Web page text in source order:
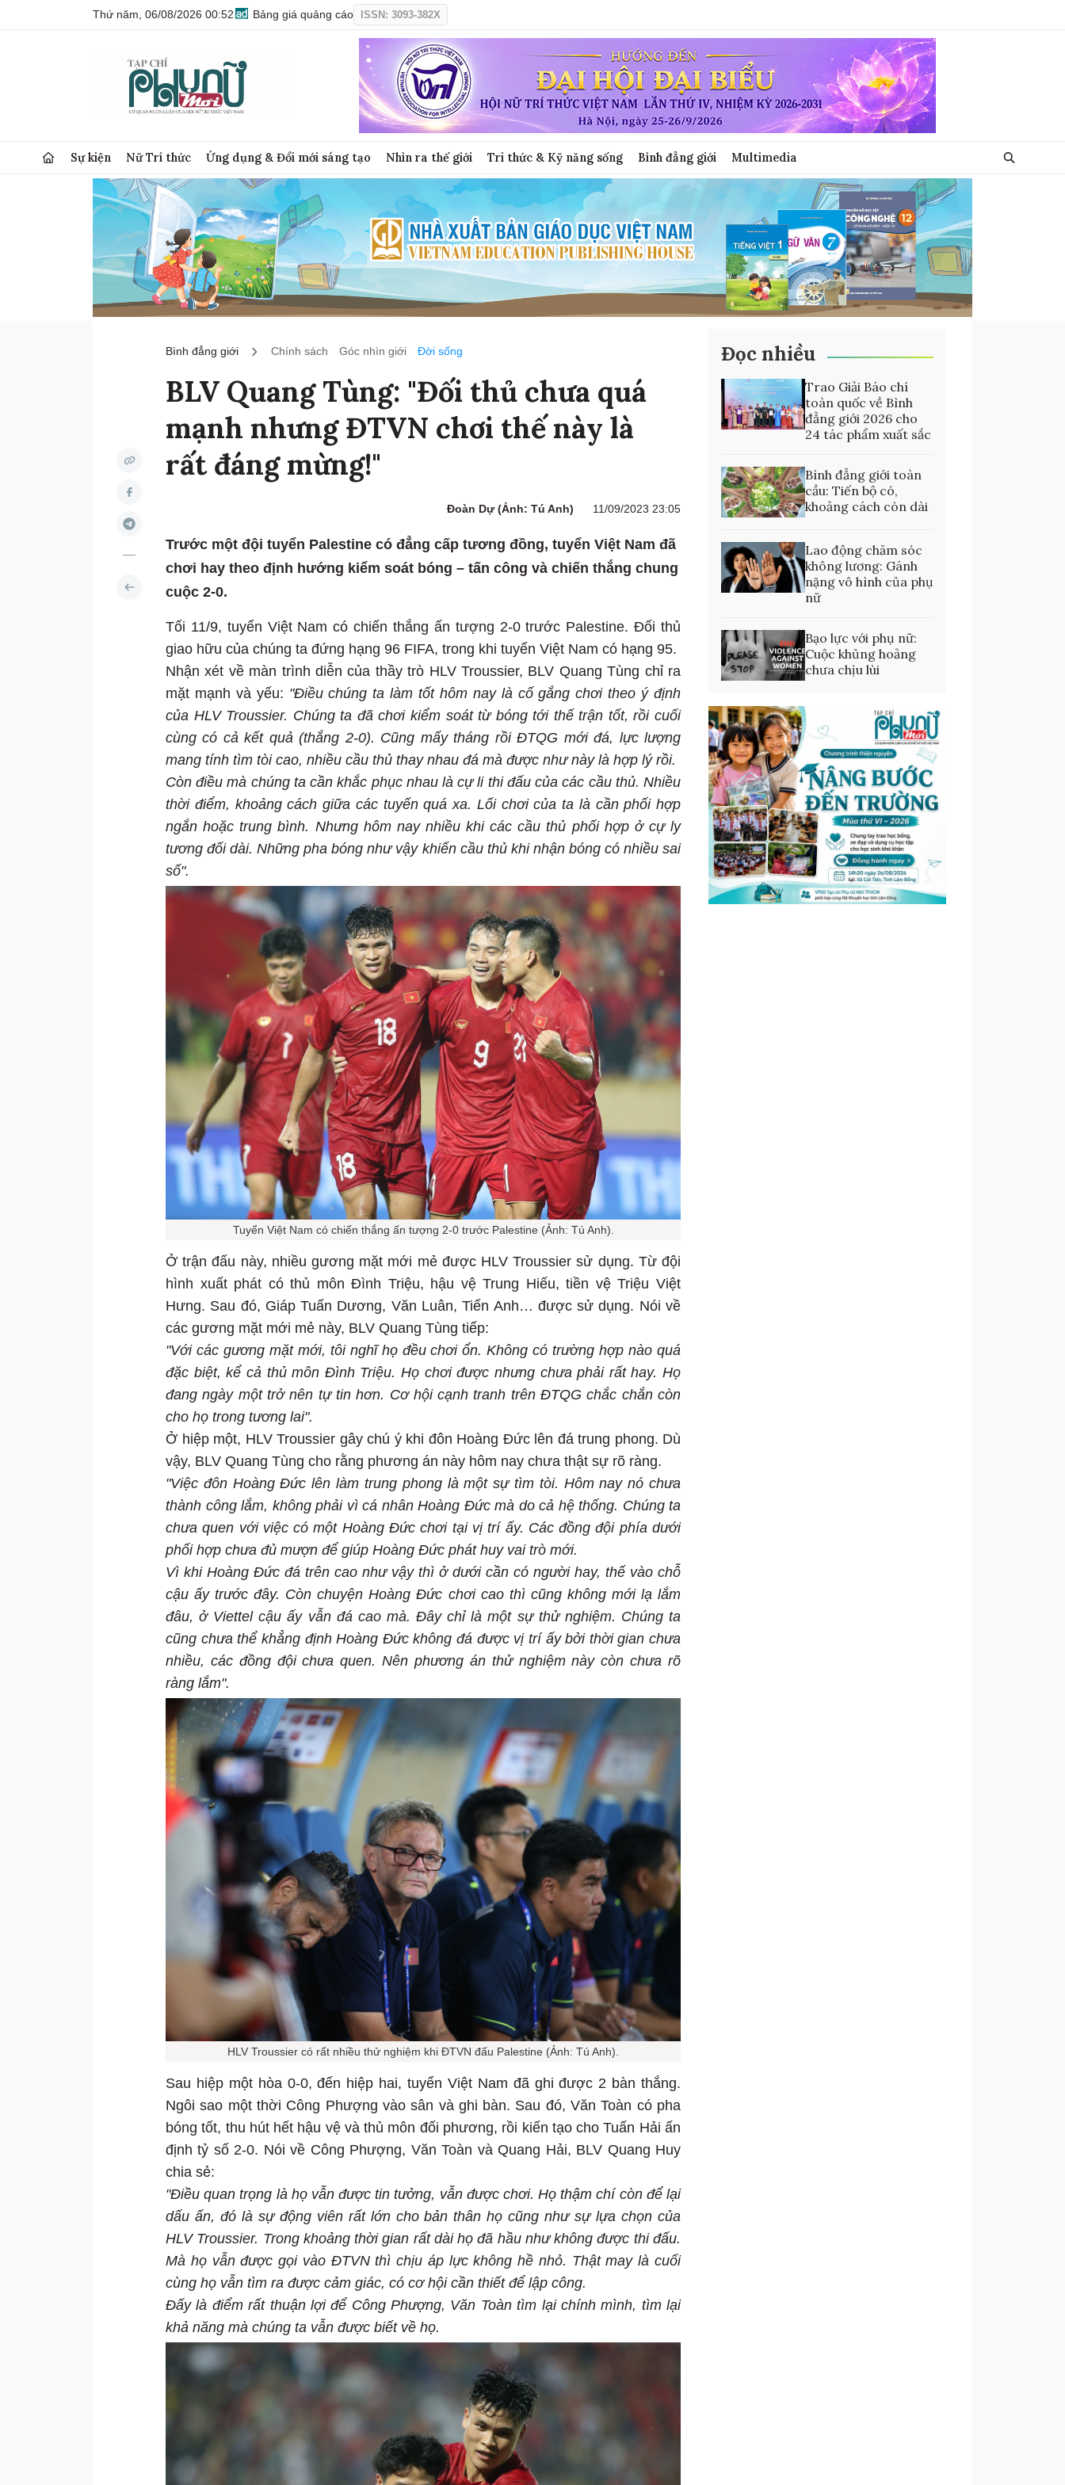
Thứ năm, 06/08/2026 00:52 Bảng giá quảng cáo ISSN: 3093-382X
Sự kiện Nữ Trí thức Ứng dụng & Đổi mới sáng tạo Nhìn ra thế giới Tri thức & Kỹ năng sống Bình đẳng giới Multimedia
Bình đẳng giới Chính sách Góc nhìn giới Đời sống
BLV Quang Tùng: "Đối thủ chưa quá
mạnh nhưng ĐTVN chơi thế này là
rất đáng mừng!"
Đoàn Dự (Ảnh: Tú Anh) 11/09/2023 23:05
Trước một đội tuyển Palestine có đẳng cấp tương đồng, tuyển Việt Nam đã
chơi hay theo định hướng kiểm soát bóng – tấn công và chiến thắng chung
cuộc 2-0.
Tối 11/9, tuyển Việt Nam có chiến thắng ấn tượng 2-0 trước Palestine. Đối thủ
giao hữu của chúng ta đứng hạng 96 FIFA, trong khi tuyển Việt Nam có hạng 95.
Nhận xét về màn trình diễn của thầy trò HLV Troussier, BLV Quang Tùng chỉ ra
mặt mạnh và yếu: "Điều chúng ta làm tốt hôm nay là cố gắng chơi theo ý định
của HLV Troussier. Chúng ta đã chơi kiểm soát từ bóng tới thế trận tốt, rồi cuối
cùng có cả kết quả (thắng 2-0). Cũng mấy tháng rồi ĐTQG mới đá, lực lượng
mang tính tìm tòi cao, nhiều cầu thủ thay nhau đá mà được như này là hợp lý rồi.
Còn điều mà chúng ta cần khắc phục nhau là cự li thi đấu của các cầu thủ. Nhiều
thời điểm, khoảng cách giữa các tuyến quá xa. Lối chơi của ta là cần phối hợp
ngắn hoặc trung bình. Nhưng hôm nay nhiều khi các cầu thủ phối hợp ở cự ly
tương đối dài. Những pha bóng như vậy khiến cầu thủ khi nhận bóng có nhiều sai
số".
Tuyển Việt Nam có chiến thắng ấn tượng 2-0 trước Palestine (Ảnh: Tú Anh).
Ở trận đấu này, nhiều gương mặt mới mẻ được HLV Troussier sử dụng. Từ đội
hình xuất phát có thủ môn Đình Triệu, hậu vệ Trung Hiếu, tiền vệ Triệu Việt
Hưng. Sau đó, Giáp Tuấn Dương, Văn Luân, Tiến Anh… được sử dụng. Nói về
các gương mặt mới mẻ này, BLV Quang Tùng tiếp:
"Với các gương mặt mới, tôi nghĩ họ đều chơi ổn. Không có trường hợp nào quá
đặc biệt, kể cả thủ môn Đình Triệu. Họ chơi được nhưng chưa phải rất hay. Họ
đang ngày một trở nên tự tin hơn. Cơ hội cạnh tranh trên ĐTQG chắc chắn còn
cho họ trong tương lai".
Ở hiệp một, HLV Troussier gây chú ý khi đôn Hoàng Đức lên đá trung phong. Dù
vậy, BLV Quang Tùng cho rằng phương án này hôm nay chưa thật sự rõ ràng.
"Việc đôn Hoàng Đức lên làm trung phong là một sự tìm tòi. Hôm nay nó chưa
thành công lắm, không phải vì cá nhân Hoàng Đức mà do cả hệ thống. Chúng ta
chưa quen với việc có một Hoàng Đức chơi tại vị trí ấy. Các đồng đội phía dưới
phối hợp chưa đủ mượn để giúp Hoàng Đức phát huy vai trò mới.
Vì khi Hoàng Đức đá trên cao như vậy thì ở dưới cần có người hay, thế vào chỗ
cậu ấy trước đây. Còn chuyện Hoàng Đức chơi cao thì cũng không mới lạ lắm
đâu, ở Viettel cậu ấy vẫn đá cao mà. Đây chỉ là một sự thử nghiệm. Chúng ta
cũng chưa thể khẳng định Hoàng Đức không đá được vị trí ấy bởi thời gian chưa
nhiều, các đồng đội chưa quen. Nên phương án thử nghiệm này còn chưa rõ
ràng lắm".
HLV Troussier có rất nhiều thử nghiệm khi ĐTVN đấu Palestine (Ảnh: Tú Anh).
Sau hiệp một hòa 0-0, đến hiệp hai, tuyển Việt Nam đã ghi được 2 bàn thắng.
Ngôi sao một thời Công Phượng vào sân và ghi bàn. Sau đó, Văn Toàn có pha
bóng tốt, thu hút hết hậu vệ và thủ môn đối phương, rồi kiến tạo cho Tuấn Hải ấn
định tỷ số 2-0. Nói về Công Phượng, Văn Toàn và Quang Hải, BLV Quang Huy
chia sẻ:
"Điều quan trọng là họ vẫn được tin tưởng, vẫn được chơi. Họ thậm chí còn để lại
dấu ấn, đó là sự động viên rất lớn cho bản thân họ cũng như sự lựa chọn của
HLV Troussier. Trong khoảng thời gian rất dài họ đã hầu như không được thi đấu.
Mà họ vẫn được gọi vào ĐTVN thì chịu áp lực không hề nhỏ. Thật may là cuối
cùng họ vẫn tìm ra được cảm giác, có cơ hội cần thiết để lập công.
Đấy là điểm rất thuận lợi để Công Phượng, Văn Toàn tìm lại chính mình, tìm lại
khả năng mà chúng ta vẫn được biết về họ.
Đọc nhiều
Trao Giải Báo chí
toàn quốc về Bình
đẳng giới 2026 cho
24 tác phẩm xuất sắc
Bình đẳng giới toàn
cầu: Tiến bộ có,
khoảng cách còn dài
Lao động chăm sóc
không lương: Gánh
nặng vô hình của phụ
nữ
Bạo lực với phụ nữ:
Cuộc khủng hoảng
chưa chịu lùi